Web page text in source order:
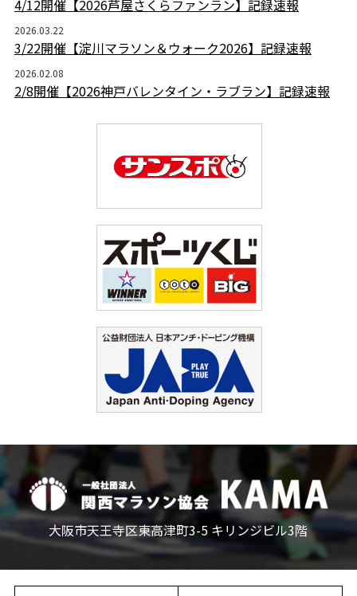
4/12開催【2026芦屋さくらファンラン】記録速報
2026.03.22
3/22開催【淀川マラソン＆ウォーク2026】記録速報
2026.02.08
2/8開催【2026神戸バレンタイン・ラブラン】記録速報
大阪市天王寺区東高津町3-5 キリンジビル3階